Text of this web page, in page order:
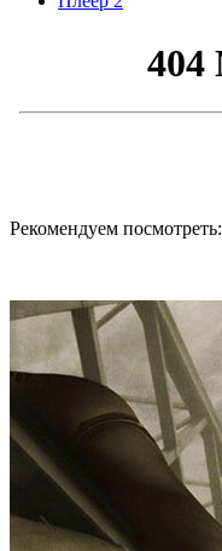
Рекомендуем посмотреть: